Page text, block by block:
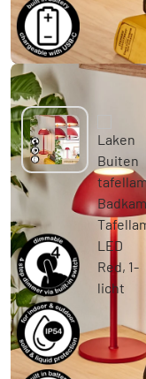
Laken Buiten
Tafellamp LED